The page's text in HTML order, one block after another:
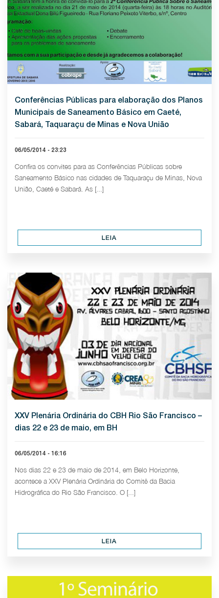
Conferências Públicas para elaboração dos Planos
Municipais de Saneamento Básico em Caeté,
Sabará, Taquaraçu de Minas e Nova União
06/05/2014 - 23:23
Confira os convites para as Conferências Públicas sobre
Saneamento Básico nas cidades de Taquaraçu de Minas, Nova
União, Caeté e Sabará. As [...]
LEIA
XXV Plenária Ordinária do CBH Rio São Francisco –
dias 22 e 23 de maio, em BH
06/05/2014 - 16:16
Nos dias 22 e 23 de maio de 2014, em Belo Horizonte,
acontece a XXV Plenária Ordinária do Comitê da Bacia
Hidrográfica do Rio São Francisco. O [...]
LEIA